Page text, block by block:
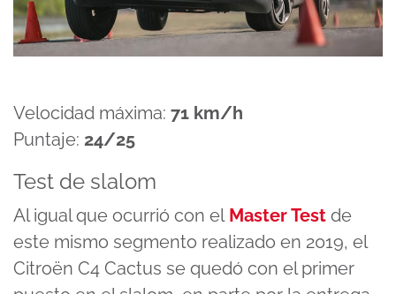
Velocidad máxima: 71 km/h
Puntaje: 24/25
Test de slalom
Al igual que ocurrió con el Master Test de
este mismo segmento realizado en 2019, el
Citroën C4 Cactus se quedó con el primer